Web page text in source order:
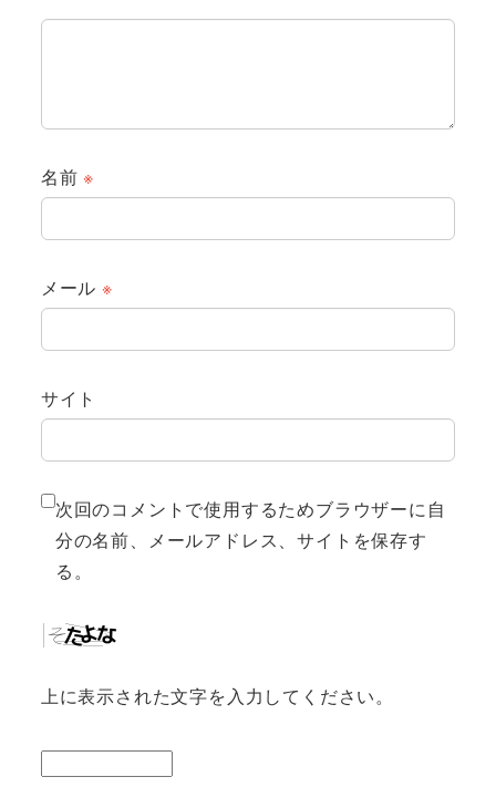
名前※
メール ※
サイト
次回のコメントで使用するためブラウザーに自
分の名前、メールアドレス、サイトを保存す
る。
上に表示された文字を入力してください。